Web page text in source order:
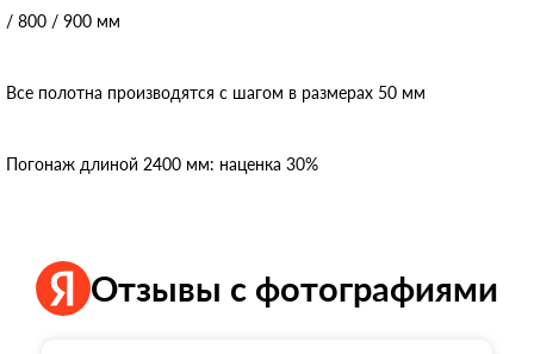
/ 800 / 900 мм
Все полотна производятся с шагом в размерах 50 мм
Погонаж длиной 2400 мм: наценка 30%
Отзывы с фотографиями